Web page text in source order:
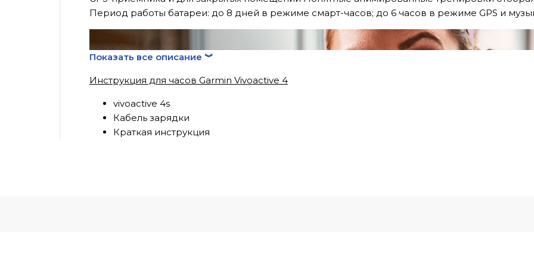
Период работы батареи: до 8 дней в режиме смарт-часов; до 6 часов в режиме GPS и
Показать все описание ︾
Инструкция для часов Garmin Vivoactive 4
vivoactive 4s
Кабель зарядки
Краткая инструкция